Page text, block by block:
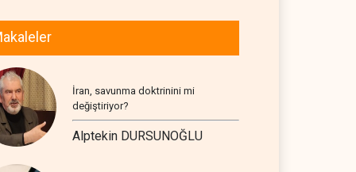
İran, savunma doktrinini mi
değiştiriyor?
Alptekin DURSUNOĞLU